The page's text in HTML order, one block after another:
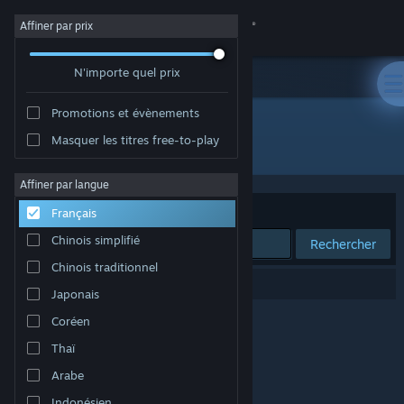
Se connecter
Magasin
À propos
Support
Changer la langue
Télécharger l'application mobile Steam
Voir version ordi. du site
Affiner par prix
N'importe quel prix
Promotions et évènements
Masquer les titres free-to-play
Affiner par langue
Français
Chinois simplifié
Chinois traditionnel
Japonais
Coréen
Thaï
Arabe
Édition : Proletariat, Inc.
Trier par Pertinence
Rechercher